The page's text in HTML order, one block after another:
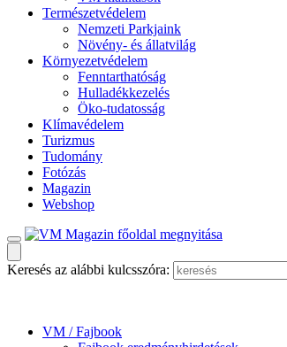
Természetvédelem
Nemzeti Parkjaink
Növény- és állatvilág
Környezetvédelem
Fenntarthatóság
Hulladékkezelés
Öko-tudatosság
Klímavédelem
Turizmus
Tudomány
Fotózás
Magazin
Webshop
Keresés az alábbi kulcsszóra:
VM / Fajbook